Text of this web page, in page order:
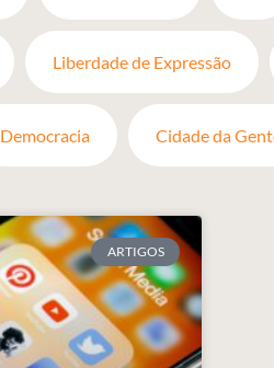
Liberdade de Expressão
Democracia Cidade da
ARTIGOS